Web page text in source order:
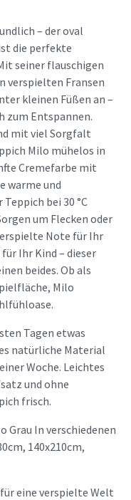
– der oval
die perfekte
seiner flauschigen
verspielten Fransen
kleinen Füßen an –
zum Entspannen.
mit viel Sorgfalt
Milo mühelos in
Cremefarbe mit
warme und
bei 30 °C
um Flecken oder
Note für Ihr
Ihr Kind – dieser
beides. Ob als
Milo
Tagen etwas
natürliche Material
Woche. Leichtes
und ohne
frisch.
Grau In verschiedenen
140x210cm,
eine verspielte Welt